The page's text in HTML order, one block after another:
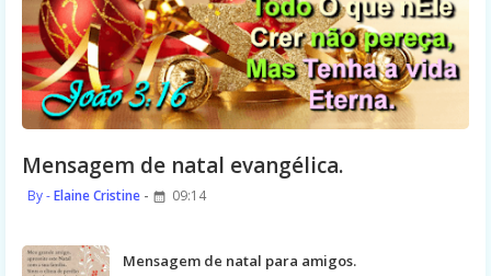
Mensagem de natal evangélica.
Elaine Cristine 09:14
Mensagem de natal para amigos.